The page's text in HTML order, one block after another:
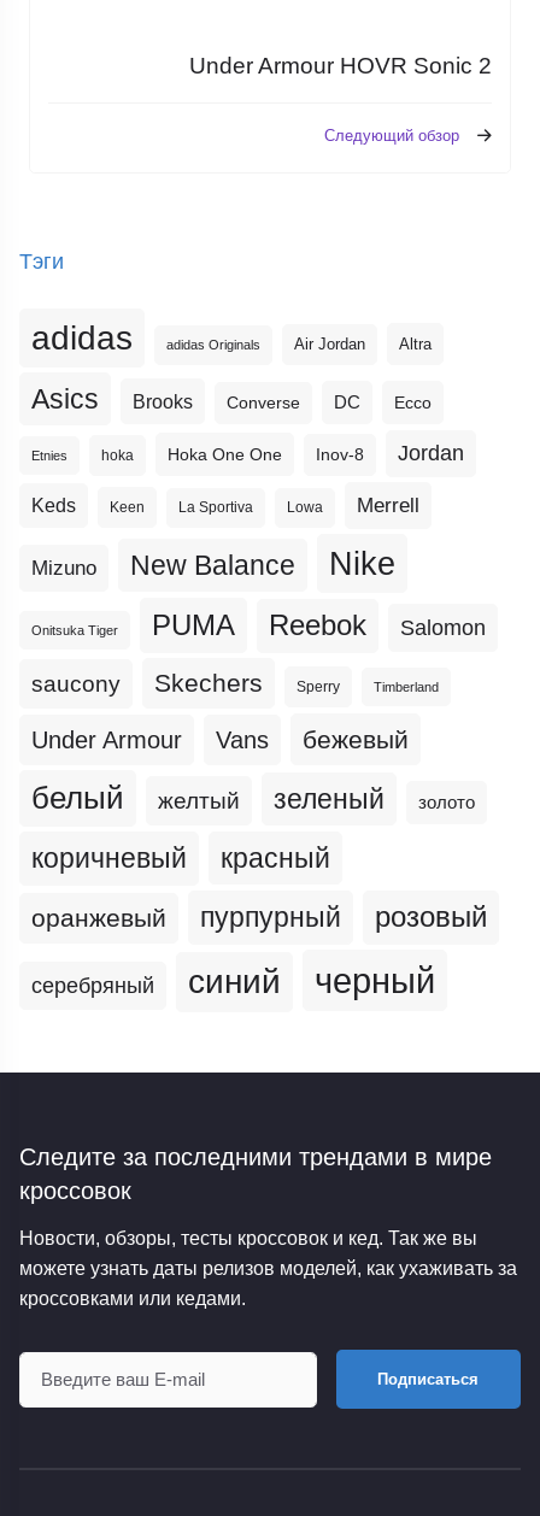
Under Armour HOVR Sonic 2
Следующий обзор
Тэги
adidas adidas Originals Air Jordan Altra
Asics Brooks Converse DC Ecco
Etnies hoka Hoka One One Inov-8 Jordan
Keds Keen La Sportiva Lowa Merrell
Mizuno New Balance Nike
Onitsuka Tiger PUMA Reebok Salomon
saucony Skechers Sperry Timberland
Under Armour Vans бежевый
белый желтый зеленый золото
коричневый красный
оранжевый пурпурный розовый
серебряный синий черный
Следите за последними трендами в мире
кроссовок
Новости, обзоры, тесты кроссовок и кед. Так же вы
можете узнать даты релизов моделей, как ухаживать за
кроссовками или кедами.
Подписаться